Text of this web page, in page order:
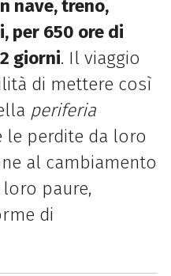
nave, treno,
per 650 ore di
giorni. Il viaggio
di mettere così
periferia
perdite da loro
al cambiamento
paure,
di